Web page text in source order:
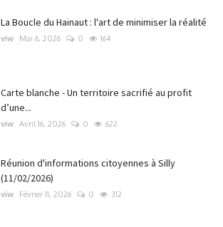
La Boucle du Hainaut : l'art de minimiser la réalité
viw Mai 6, 2026 0 164
Carte blanche - Un territoire sacrifié au profit
d’une...
viw Avril 16, 2026 0 622
Réunion d'informations citoyennes à Silly
(11/02/2026)
viw Février 11, 2026 0 312